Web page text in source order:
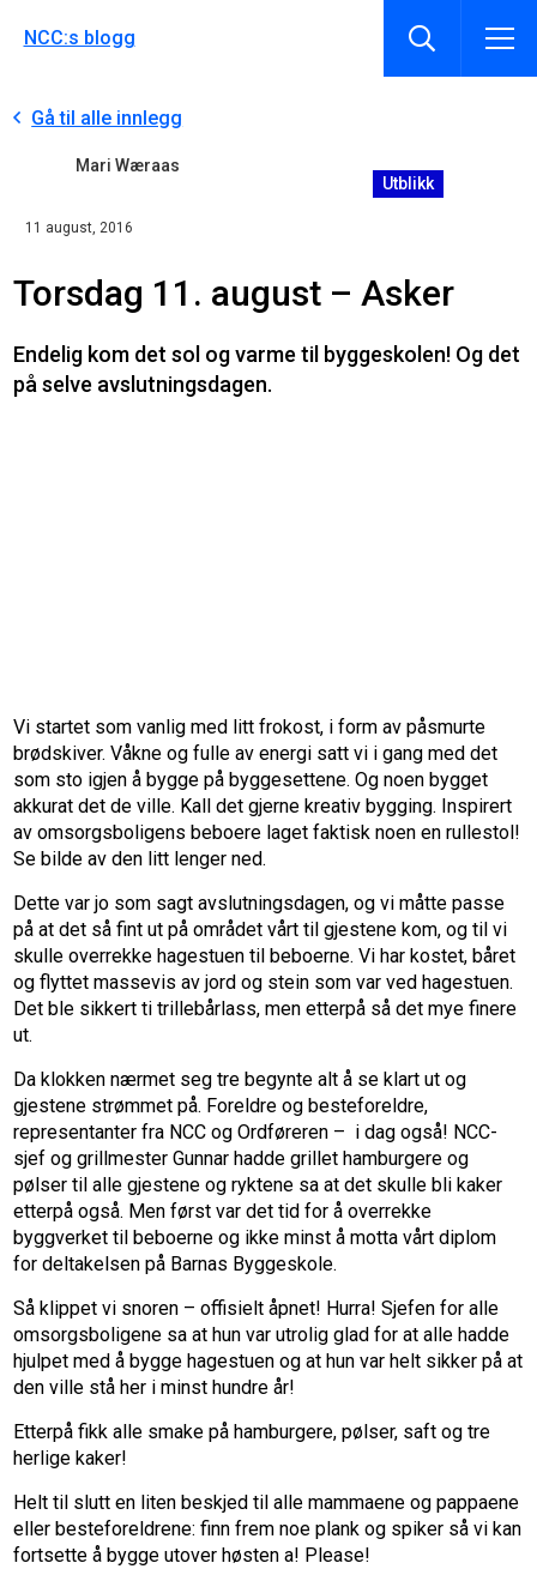
NCC:s blogg
Gå til alle innlegg
Mari Wæraas
Utblikk
11 august, 2016
Torsdag 11. august – Asker
Endelig kom det sol og varme til byggeskolen! Og det
på selve avslutningsdagen.
Vi startet som vanlig med litt frokost, i form av påsmurte
brødskiver. Våkne og fulle av energi satt vi i gang med det
som sto igjen å bygge på byggesettene. Og noen bygget
akkurat det de ville. Kall det gjerne kreativ bygging. Inspirert
av omsorgsboligens beboere laget faktisk noen en rullestol!
Se bilde av den litt lenger ned.
Dette var jo som sagt avslutningsdagen, og vi måtte passe
på at det så fint ut på området vårt til gjestene kom, og til vi
skulle overrekke hagestuen til beboerne. Vi har kostet, båret
og flyttet massevis av jord og stein som var ved hagestuen.
Det ble sikkert ti trillebårlass, men etterpå så det mye finere
ut.
Da klokken nærmet seg tre begynte alt å se klart ut og
gjestene strømmet på. Foreldre og besteforeldre,
representanter fra NCC og Ordføreren – i dag også! NCC-
sjef og grillmester Gunnar hadde grillet hamburgere og
pølser til alle gjestene og ryktene sa at det skulle bli kaker
etterpå også. Men først var det tid for å overrekke
byggverket til beboerne og ikke minst å motta vårt diplom
for deltakelsen på Barnas Byggeskole.
Så klippet vi snoren – offisielt åpnet! Hurra! Sjefen for alle
omsorgsboligene sa at hun var utrolig glad for at alle hadde
hjulpet med å bygge hagestuen og at hun var helt sikker på at
den ville stå her i minst hundre år!
Etterpå fikk alle smake på hamburgere, pølser, saft og tre
herlige kaker!
Helt til slutt en liten beskjed til alle mammaene og pappaene
eller besteforeldrene: finn frem noe plank og spiker så vi kan
fortsette å bygge utover høsten a! Please!